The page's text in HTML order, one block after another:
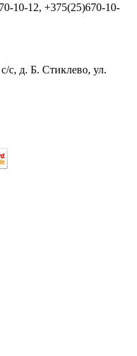
10-12, +375(25)670-10-
с, д. Б. Стиклево, ул.